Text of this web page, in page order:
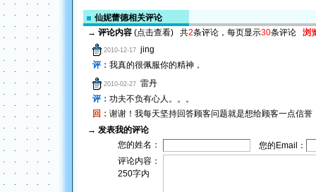
仙妮蕾德相关评论
→ 评论内容 (点击查看) 共2条评论，每页显示30条评论 浏
2010-12-17jing
评： 我真的很佩服你的精神，
2010-02-27雷丹
评： 功夫不负有心人。。。
回： 谢谢！我每天坚持回答顾客问题就是想给顾客一点信
→ 发表我的评论
您的姓名：
您的Email：
评论内容：
250字内